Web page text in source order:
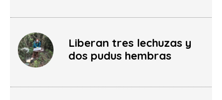
Liberan tres lechuzas y
dos pudus hembras